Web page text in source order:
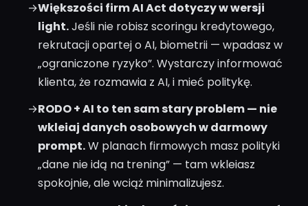
→Większości firm AI Act dotyczy w wersji
light.Jeśli nie robisz scoringu kredytowego,
rekrutacji opartej o AI, biometrii — wpadasz w
„ograniczone ryzyko”. Wystarczy informować
klienta, że rozmawia z AI, i mieć politykę.
→RODO + AI to ten sam stary problem — nie
wkleiaj danych osobowych w darmowy
prompt.W planach firmowych masz polityki
„dane nie idą na trening” — tam wkleiasz
spokojnie, ale wciąż minimalizujesz.